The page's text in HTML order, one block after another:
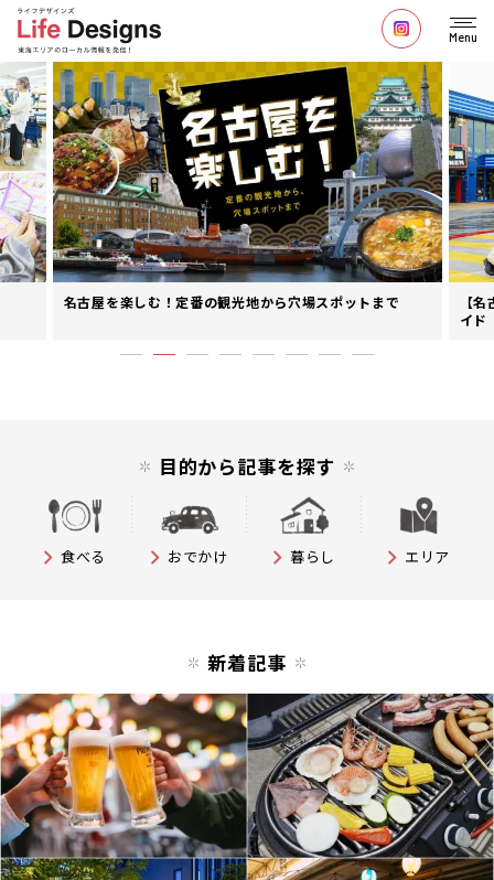
Menu
名古屋を楽しむ！定番の観光地から穴場スポットまで
【
イド
目的から記事を探す
食べる おでかけ 暮らし エリア
新着記事